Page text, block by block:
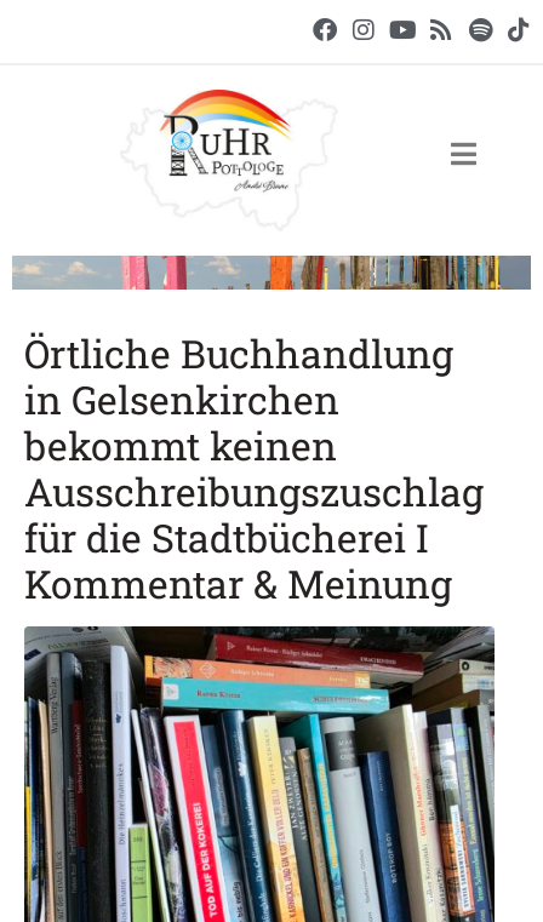
Örtliche Buchhandlung
in Gelsenkirchen
bekommt keinen
Ausschreibungszuschlag
für die Stadtbücherei I
Kommentar & Meinung